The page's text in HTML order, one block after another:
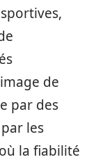
de
par des
les
la fiabilité